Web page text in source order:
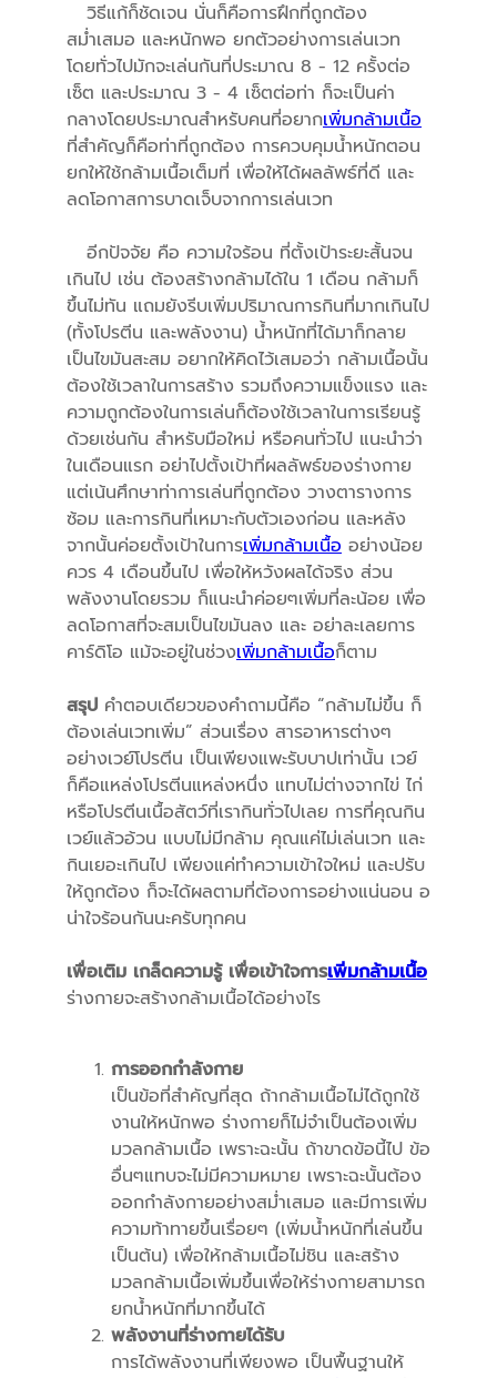
วิธีแก้ก็ชัดเจน นั่นก็คือการฝึกที่ถูกต้อง
สม่ำเสมอ และหนักพอ ยกตัวอย่างการเล่นเวท
โดยทั่วไปมักจะเล่นกันที่ประมาณ 8 - 12 ครั้งต่อ
เซ็ต และประมาณ 3 - 4 เซ็ตต่อท่า ก็จะเป็นค่า
กลางโดยประมาณสำหรับคนที่อยากเพิ่มกล้ามเนื้อ
ที่สำคัญก็คือท่าที่ถูกต้อง การควบคุมน้ำหนักตอน
ยกให้ใช้กล้ามเนื้อเต็มที่ เพื่อให้ได้ผลลัพธ์ที่ดี และ
ลดโอกาสการบาดเจ็บจากการเล่นเวท
อีกปัจจัย คือ ความใจร้อน ที่ตั้งเป้าระยะสั้นจน
เกินไป เช่น ต้องสร้างกล้ามได้ใน 1 เดือน กล้ามก็
ขึ้นไม่ทัน แถมยังรีบเพิ่มปริมาณการกินที่มากเกินไป
(ทั้งโปรตีน และพลังงาน) น้ำหนักที่ได้มาก็กลาย
เป็นไขมันสะสม อยากให้คิดไว้เสมอว่า กล้ามเนื้อนั้น
ต้องใช้เวลาในการสร้าง รวมถึงความแข็งแรง และ
ความถูกต้องในการเล่นก็ต้องใช้เวลาในการเรียนรู้
ด้วยเช่นกัน สำหรับมือใหม่ หรือคนทั่วไป แนะนำว่า
ในเดือนแรก อย่าไปตั้งเป้าที่ผลลัพธ์ของร่างกาย
แต่เน้นศึกษาท่าการเล่นที่ถูกต้อง วางตารางการ
ซ้อม และการกินที่เหมาะกับตัวเองก่อน และหลัง
จากนั้นค่อยตั้งเป้าในการเพิ่มกล้ามเนื้อ อย่างน้อย
ควร 4 เดือนขึ้นไป เพื่อให้หวังผลได้จริง ส่วน
พลังงานโดยรวม ก็แนะนำค่อยๆเพิ่มที่ละน้อย เพื่อ
ลดโอกาสที่จะสมเป็นไขมันลง และ อย่าละเลยการ
คาร์ดิโอ แม้จะอยู่ในช่วงเพิ่มกล้ามเนื้อก็ตาม
สรุป คำตอบเดียวของคำถามนี้คือ “กล้ามไม่ขึ้น ก็
ต้องเล่นเวทเพิ่ม” ส่วนเรื่อง สารอาหารต่างๆ
อย่างเวย์โปรตีน เป็นเพียงแพะรับบาปเท่านั้น เวย์
ก็คือแหล่งโปรตีนแหล่งหนึ่ง แทบไม่ต่างจากไข่ ไก่
หรือโปรตีนเนื้อสัตว์ที่เรากินทั่วไปเลย การที่คุณกิน
เวย์แล้วอ้วน แบบไม่มีกล้าม คุณแค่ไม่เล่นเวท และ
กินเยอะเกินไป เพียงแค่ทำความเข้าใจใหม่ และปรับ
ให้ถูกต้อง ก็จะได้ผลตามที่ต้องการอย่างแน่นอน อ
น่าใจร้อนกันนะครับทุกคน
เพื่อเติม เกล็ดความรู้ เพื่อเข้าใจการเพิ่มกล้ามเนื้อ
ร่างกายจะสร้างกล้ามเนื้อได้อย่างไร
การออกกำลังกาย
เป็นข้อที่สำคัญที่สุด ถ้ากล้ามเนื้อไม่ได้ถูกใช้
งานให้หนักพอ ร่างกายก็ไม่จำเป็นต้องเพิ่ม
มวลกล้ามเนื้อ เพราะฉะนั้น ถ้าขาดข้อนี้ไป ข้อ
อื่นๆแทบจะไม่มีความหมาย เพราะฉะนั้นต้อง
ออกกำลังกายอย่างสม่ำเสมอ และมีการเพิ่ม
ความท้าทายขึ้นเรื่อยๆ (เพิ่มน้ำหนักที่เล่นขึ้น
เป็นต้น) เพื่อให้กล้ามเนื้อไม่ชิน และสร้าง
มวลกล้ามเนื้อเพิ่มขึ้นเพื่อให้ร่างกายสามารถ
ยกน้ำหนักที่มากขึ้นได้
พลังงานที่ร่างกายได้รับ
การได้พลังงานที่เพียงพอ เป็นพื้นฐานให้